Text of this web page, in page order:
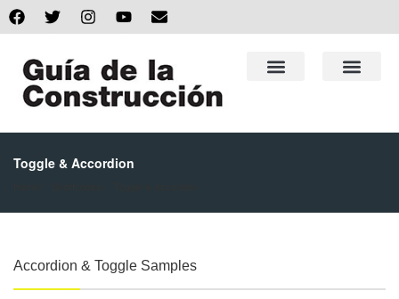
Toggle & Accordion
Accordion & Toggle Samples